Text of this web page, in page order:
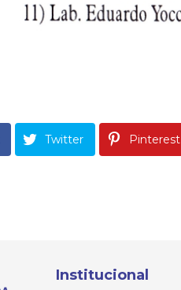
Twitter Pinterest
Institucional